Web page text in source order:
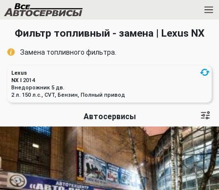
Фильтр топливный - замена | Lexus NX
Замена топливного фильтра.
Lexus
NX I 2014
Внедорожник 5 дв.
2 л. 150 л.с., CVT, Бензин, Полный привод
Автосервисы